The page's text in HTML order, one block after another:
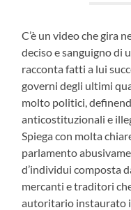
C’è un video che gira
deciso e sanguigno di
racconta fatti a lui
governi degli ultimi
molto politici,
anticostituzionali e
Spiega con molta
parlamento
d’individui composta
mercanti e traditori
autoritario instaurato